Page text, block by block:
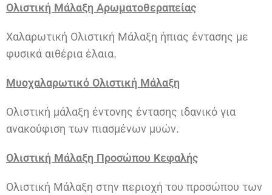
Ολιστική Μάλαξη Αρωματοθεραπείας
Χαλαρωτική Ολιστική Μάλαξη ήπιας έντασης με
φυσικά αιθέρια έλαια.
Μυοχαλαρωτικό Ολιστική Μάλαξη
Ολιστική μάλαξη έντονης έντασης ιδανικό για
ανακούφιση των πιασμένων μυών.
Ολιστική Μάλαξη Προσώπου Κεφαλής
Ολιστική Μάλαξη στην περιοχή του προσώπου των